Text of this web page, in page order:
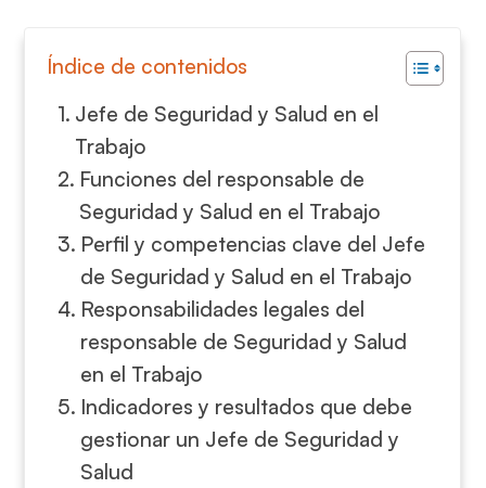
Índice de contenidos
Jefe de Seguridad y Salud en el
Trabajo
Funciones del responsable de
Seguridad y Salud en el Trabajo
Perfil y competencias clave del Jefe
de Seguridad y Salud en el Trabajo
Responsabilidades legales del
responsable de Seguridad y Salud
en el Trabajo
Indicadores y resultados que debe
gestionar un Jefe de Seguridad y
Salud